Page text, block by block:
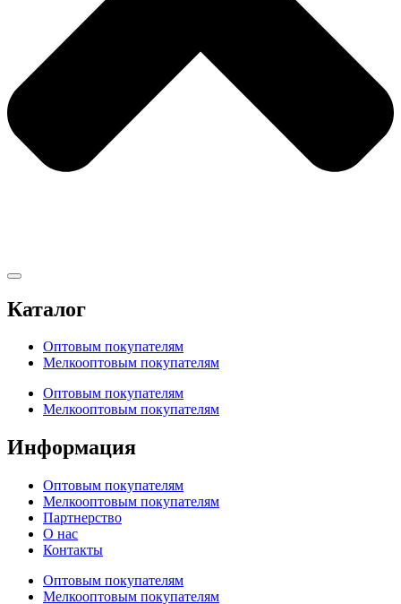
Каталог
Оптовым покупателям
Мелкооптовым покупателям
Оптовым покупателям
Мелкооптовым покупателям
Информация
Оптовым покупателям
Мелкооптовым покупателям
Партнерство
О нас
Контакты
Оптовым покупателям
Мелкооптовым покупателям